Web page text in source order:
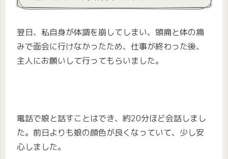
翌日、私自身が体調を崩してしまい、頭痛と体の痛
みで面会に行けなかったため、仕事が終わった後、
主人にお願いして行ってもらいました。
電話で娘と話すことはでき、約20分ほど会話しまし
た。前日よりも娘の顔色が良くなっていて、少し安
心しました。